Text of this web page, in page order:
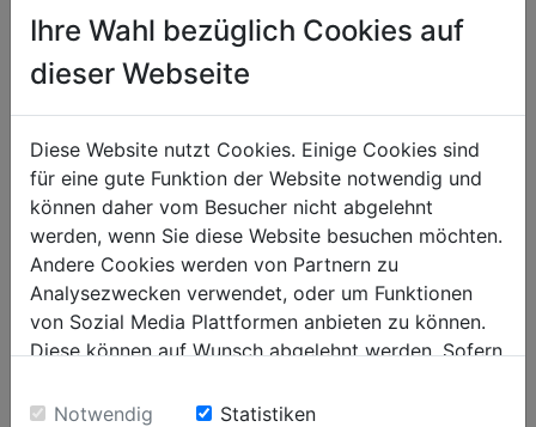
0.10
Versandmaße
Verpackungsbreite in mm
0
Verpackungslänge in mm
Verpackungshöhe in mm
0
Ihre Wahl bezüglich Cookies auf
dieser Webseite
Diese Website nutzt Cookies. Einige Cookies sind
für eine gute Funktion der Website notwendig und
können daher vom Besucher nicht abgelehnt
werden, wenn Sie diese Website besuchen möchten.
Andere Cookies werden von Partnern zu
Analysezwecken verwendet, oder um Funktionen
von Sozial Media Plattformen anbieten zu können.
Diese können auf Wunsch abgelehnt werden. Sofern
Einwilligung zu unseren Cookies.
Notwendig Statistiken